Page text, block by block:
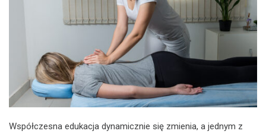
Współczesna edukacja dynamicznie się zmienia, a jednym z